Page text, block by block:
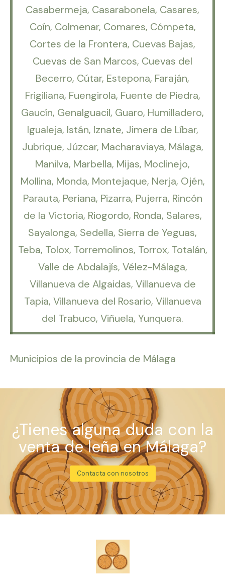
Casabermeja, Casarabonela, Casares,
Coín, Colmenar, Comares, Cómpeta,
Cortes de la Frontera, Cuevas Bajas,
Cuevas de San Marcos, Cuevas del
Becerro, Cútar, Estepona, Faraján,
Frigiliana, Fuengirola, Fuente de Piedra,
Gaucín, Genalguacil, Guaro, Humilladero,
Igualeja, Istán, Iznate, Jimera de Líbar,
Jubrique, Júzcar, Macharaviaya, Málaga,
Manilva, Marbella, Mijas, Moclinejo,
Mollina, Monda, Montejaque, Nerja, Ojén,
Parauta, Periana, Pizarra, Pujerra, Rincón
de la Victoria, Riogordo, Ronda, Salares,
Sayalonga, Sedella, Sierra de Yeguas,
Teba, Tolox, Torremolinos, Torrox, Totalán,
Valle de Abdalajís, Vélez-Málaga,
Villanueva de Algaidas, Villanueva de
Tapia, Villanueva del Rosario, Villanueva
del Trabuco, Viñuela, Yunquera.
Municipios de la provincia de Málaga
¿Tienes alguna duda con la
venta de leña en Málaga?
Contacta con nosotros